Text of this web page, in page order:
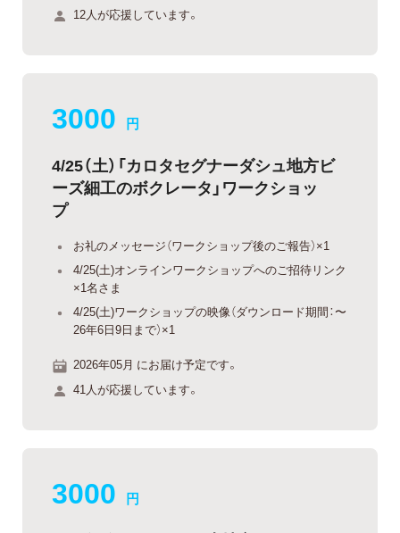
12人が応援しています。
3000 円
4/25（土）「カロタセグナーダシュ地方ビ
ーズ細工のボクレータ」ワークショッ
プ
お礼のメッセージ（ワークショップ後のご報告）×1
4/25(土)オンラインワークショップへのご招待リンク
×1名さま
4/25(土)ワークショップの映像（ダウンロード期間：〜
26年6日9日まで）×1
2026年05月 にお届け予定です。
41人が応援しています。
3000 円